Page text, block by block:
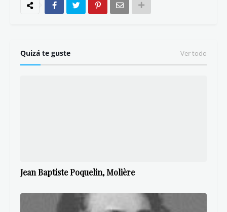
Quizá te guste Ver todo
Jean Baptiste Poquelin, Molière